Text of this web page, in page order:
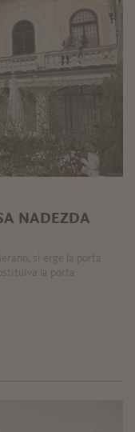
NADEZDA
si erge la porta
la porta